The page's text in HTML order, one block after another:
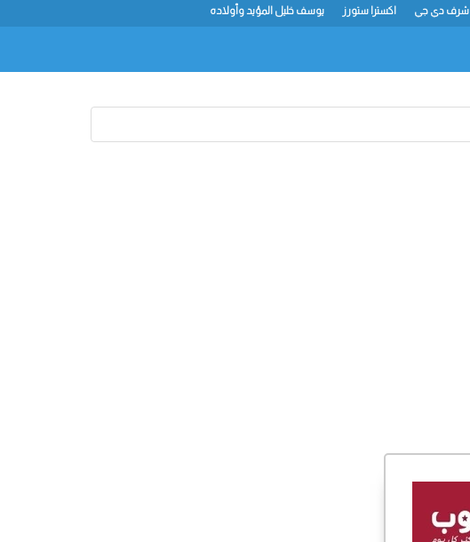
يوسف خليل المؤيد وأولاده اكسترا ستورز شرف دي جي